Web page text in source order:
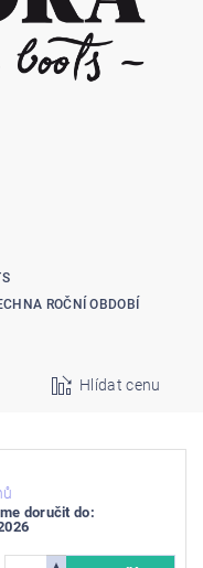
ROČNÍ OBDOBÍ
Hlídat cenu
doručit do: